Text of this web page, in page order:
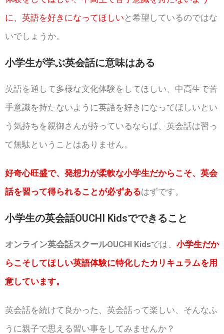
に、英語を好きになってほしい と希望しているのではな
いでしょうか。
小学生が学ぶ英会話に意味はある
英語を通して多様な文化体験をしてほしい、中高生で苦
手意識を持たないように英語を好きになってほしいとい
う気持ちを親御さんが持っているならば、英会話は習っ
て無駄ということはありません。
好奇心旺盛で、発想力が柔軟な小学生だからこそ、英会
話を習って得られることが必ずあるはずです。
小学生の英会話OUCHI Kidsでできること
オンライン英会話スクールOUCHI Kidsでは、 小学生だか
らこそしてほしい英語体験に特化したカリキュラムを用
意しています。
英会話を続けて良かった、英会話って楽しい、そんなふ
うに親子で思える習い事をしてみませんか？